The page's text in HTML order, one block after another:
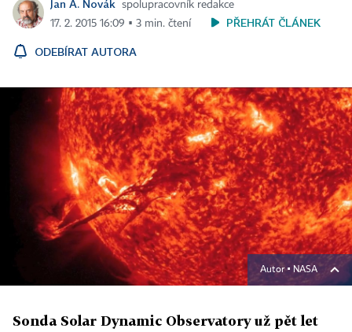
Jan A. Novák
spolupracovník redakce
17. 2. 2015 16:09 ▪ 3 min. čtení
PŘEHRÁT ČLÁNEK
ODEBÍRAT AUTORA
Autor ▪ NASA
Sonda Solar Dynamic Observatory už pět let